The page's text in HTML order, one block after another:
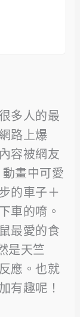
多人的最
路上爆
容被網友
畫中可愛
的車子＋
車的唷。
最愛的食
是天竺
應。也就
有趣呢！